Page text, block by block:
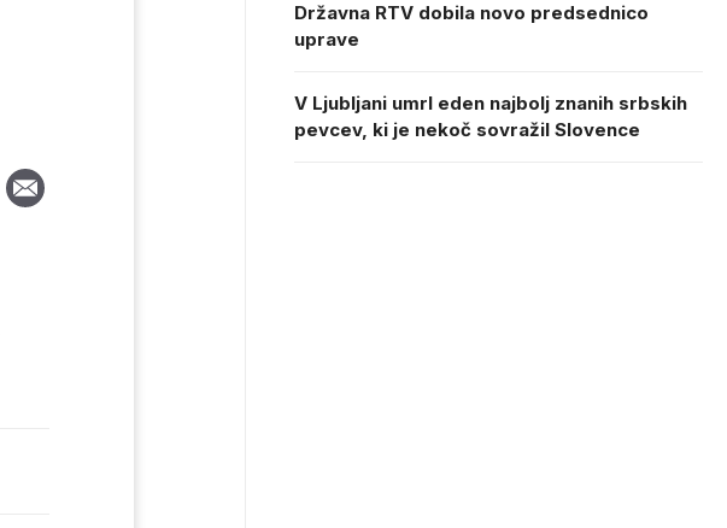
Državna RTV dobila novo predsednico
uprave
V Ljubljani umrl eden najbolj znanih srbskih
pevcev, ki je nekoč sovražil Slovence